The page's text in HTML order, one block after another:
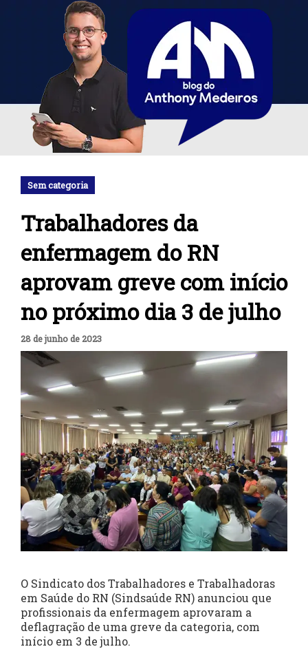
Sem categoria
Trabalhadores da
enfermagem do RN
aprovam greve com início
no próximo dia 3 de julho
28 de junho de 2023
O Sindicato dos Trabalhadores e Trabalhadoras
em Saúde do RN (Sindsaúde RN) anunciou que
profissionais da enfermagem aprovaram a
deflagração de uma greve da categoria, com
início em 3 de julho.